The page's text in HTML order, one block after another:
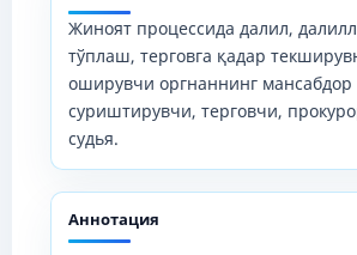
Жиноят процессида далил,
тўплаш, терговга қадар
оширувчи оргнаннинг мансабдор
суриштирувчи, терговчи,
судья.
Аннотация